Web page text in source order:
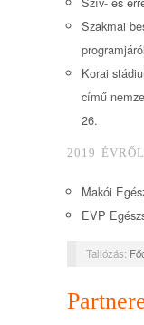
Szakmai
Korai
című
26.
2019
Makói
EVP
Tallózás: